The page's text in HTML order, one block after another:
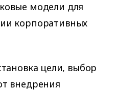
модели для
корпоративных
цели, выбор
внедрения